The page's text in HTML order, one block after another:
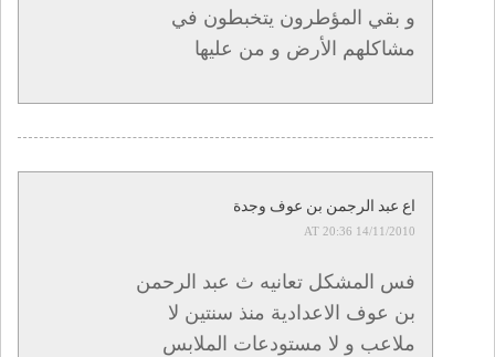
و بقي المؤطرون يتخبطون في
مشاكلهم الأرض و من عليها
اع عبد الرجمن بن عوف وجدة
14/11/2010 AT 20:36
فس المشكل تعانيه ث عبد الرحمن
بن عوف الاعدادية منذ سنتين لا
ملاعب و لا مستودعات الملابس